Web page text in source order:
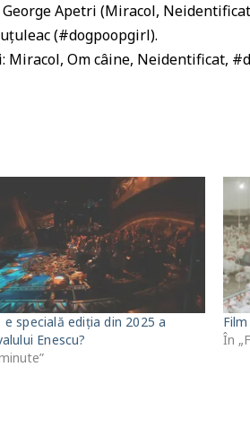
Apetri (Miracol,
(#dogpoopgirl).
Om câine, Neidentificat,
e specială ediția din 2025 a
Enescu?
În